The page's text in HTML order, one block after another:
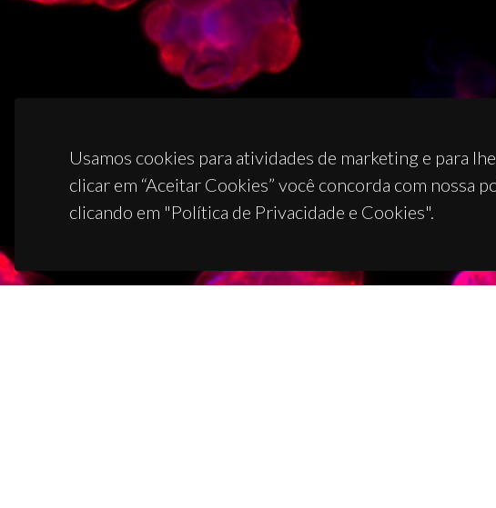
Usamos cookies para atividades de marketing e para
clicar em “Aceitar Cookies” você concorda com nossa
clicando em "Política de Privacidade e Cookies".